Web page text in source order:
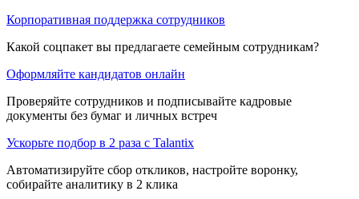
Корпоративная поддержка сотрудников
Какой соцпакет вы предлагаете семейным сотрудникам?
Оформляйте кандидатов онлайн
Проверяйте сотрудников и подписывайте кадровые
документы без бумаг и личных встреч
Ускорьте подбор в 2 раза с Talantix
Автоматизируйте сбор откликов, настройте воронку,
собирайте аналитику в 2 клика